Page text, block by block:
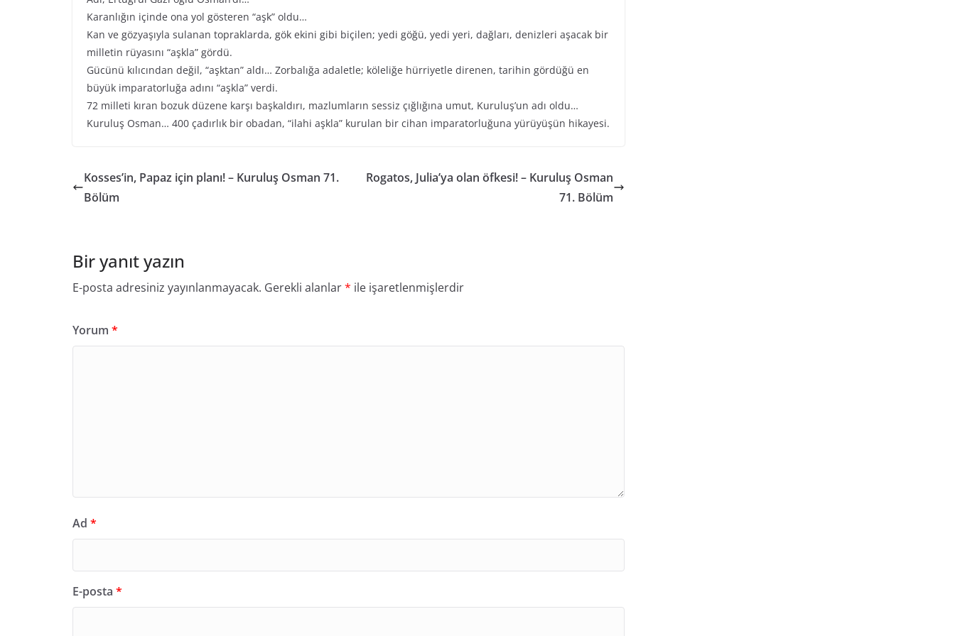
Karanlığın içinde ona yol gösteren “aşk” oldu…
Kan ve gözyaşıyla sulanan topraklarda, gök ekini gibi biçilen; yedi göğü, yedi yeri, dağları, denizleri aşacak bir
milletin rüyasını “aşkla” gördü.
Gücünü kılıcından değil, “aşktan” aldı… Zorbalığa adaletle; köleliğe hürriyetle direnen, tarihin gördüğü en
büyük imparatorluğa adını “aşkla” verdi.
72 milleti kıran bozuk düzene karşı başkaldırı, mazlumların sessiz çığlığına umut, Kuruluş’un adı oldu…
Kuruluş Osman… 400 çadırlık bir obadan, “ilahi aşkla” kurulan bir cihan imparatorluğuna yürüyüşün hikayesi.
Kosses’in, Papaz için planı! – Kuruluş Osman 71.
Bölüm
Rogatos, Julia’ya olan öfkesi! – Kuruluş Osman
71. Bölüm
Bir yanıt yazın
E-posta adresiniz yayınlanmayacak. Gerekli alanlar* ile işaretlenmişlerdir
Yorum *
Ad *
E-posta *